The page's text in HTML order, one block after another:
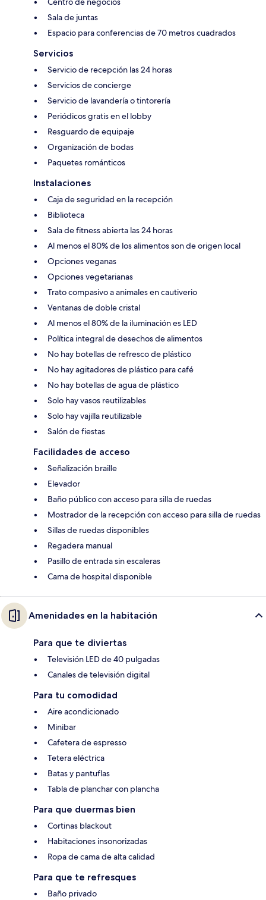
Sala de juntas
Espacio para conferencias de 70 metros cuadrados
Servicios
Servicio de recepción las 24 horas
Servicios de concierge
Servicio de lavandería o tintorería
Periódicos gratis en el lobby
Resguardo de equipaje
Organización de bodas
Paquetes románticos
Instalaciones
Caja de seguridad en la recepción
Biblioteca
Sala de fitness abierta las 24 horas
Al menos el 80% de los alimentos son de origen local
Opciones veganas
Opciones vegetarianas
Trato compasivo a animales en cautiverio
Ventanas de doble cristal
Al menos el 80% de la iluminación es LED
Política integral de desechos de alimentos
No hay botellas de refresco de plástico
No hay agitadores de plástico para café
No hay botellas de agua de plástico
Solo hay vasos reutilizables
Solo hay vajilla reutilizable
Salón de fiestas
Facilidades de acceso
Señalización braille
Elevador
Baño público con acceso para silla de ruedas
Mostrador de la recepción con acceso para silla de ruedas
Sillas de ruedas disponibles
Regadera manual
Pasillo de entrada sin escaleras
Cama de hospital disponible
Amenidades en la habitación
Para que te diviertas
Televisión LED de 40 pulgadas
Canales de televisión digital
Para tu comodidad
Aire acondicionado
Minibar
Cafetera de espresso
Tetera eléctrica
Batas y pantuflas
Tabla de planchar con plancha
Para que duermas bien
Cortinas blackout
Habitaciones insonorizadas
Ropa de cama de alta calidad
Para que te refresques
Baño privado